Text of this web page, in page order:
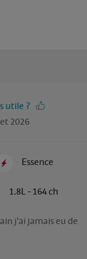
utile ?
2026
Essence
1.8L - 164 ch
j'ai jamais eu de